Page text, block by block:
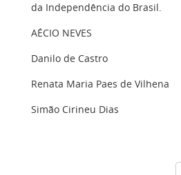
da Independência do Brasil.
AÉCIO NEVES
Danilo de Castro
Renata Maria Paes de Vilhena
Simão Cirineu Dias